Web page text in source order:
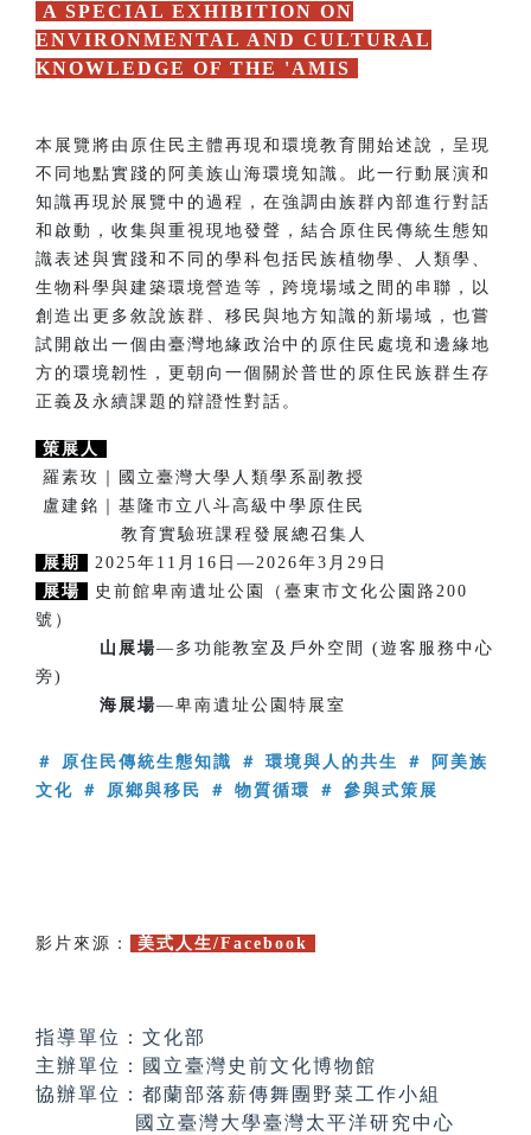
A SPECIAL EXHIBITION ON
ENVIRONMENTAL AND CULTURAL
KNOWLEDGE OF THE 'AMIS
本展覽將由原住民主體再現和環境教育開始述說，呈現
不同地點實踐的阿美族山海環境知識。此一行動展演和
知識再現於展覽中的過程，在強調由族群內部進行對話
和啟動，收集與重視現地發聲，結合原住民傳統生態知
識表述與實踐和不同的學科包括民族植物學、人類學、
生物科學與建築環境營造等，跨境場域之間的串聯，以
創造出更多敘說族群、移民與地方知識的新場域，也嘗
試開啟出一個由臺灣地緣政治中的原住民處境和邊緣地
方的環境韌性，更朝向一個關於普世的原住民族群生存
正義及永續課題的辯證性對話。
策展人
羅素玫｜國立臺灣大學人類學系副教授
盧建銘｜基隆市立八斗高級中學原住民
教育實驗班課程發展總召集人
展期
2025年11月16日—2026年3月29日
展場
史前館卑南遺址公園（臺東市文化公園路200
號）
山展場—多功能教室及戶外空間 (遊客服務中心
旁)
海展場—卑南遺址公園特展室
＃ 原住民傳統生態知識 ＃ 環境與人的共生 ＃ 阿美族
文化 ＃ 原鄉與移民 ＃ 物質循環 ＃ 參與式策展
影片來源： 美式人生/Facebook
指導單位：文化部
主辦單位：國立臺灣史前文化博物館
協辦單位：都蘭部落薪傳舞團野菜工作小組
國立臺灣大學臺灣太平洋研究中心